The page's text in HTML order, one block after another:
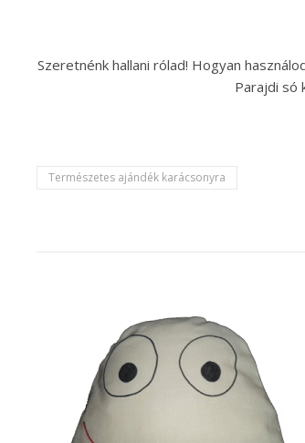
Szeretnénk hallani rólad! Hogyan
Parajdi só
Természetes ajándék karácsonyra